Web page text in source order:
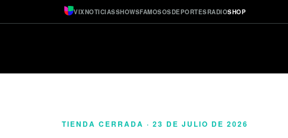
VIXNOTICIASSHOWSFAMOSOSDEPORTESRADIOSHOP
TIENDA CERRADA · 23 DE JULIO DE 2026